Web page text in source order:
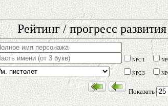
Рейтинг / прогресс
NPC 1
NPC 3
Показать